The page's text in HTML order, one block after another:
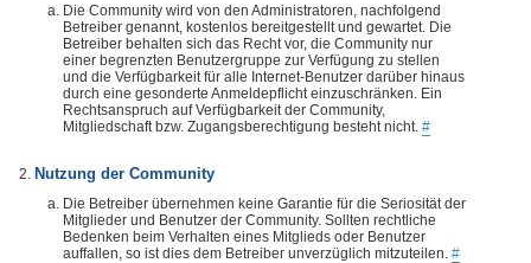
Die Community wird von den Administratoren, nachfolgend
Betreiber genannt, kostenlos bereitgestellt und gewartet. Die
Betreiber behalten sich das Recht vor, die Community nur
einer begrenzten Benutzergruppe zur Verfügung zu stellen
und die Verfügbarkeit für alle Internet-Benutzer darüber hinaus
durch eine gesonderte Anmeldepflicht einzuschränken. Ein
Rechtsanspruch auf Verfügbarkeit der Community,
Mitgliedschaft bzw. Zugangsberechtigung besteht nicht. #
Nutzung der Community
Die Betreiber übernehmen keine Garantie für die Seriosität der
Mitglieder und Benutzer der Community. Sollten rechtliche
Bedenken beim Verhalten eines Mitglieds oder Benutzer
auffallen, so ist dies dem Betreiber unverzüglich mitzuteilen. #